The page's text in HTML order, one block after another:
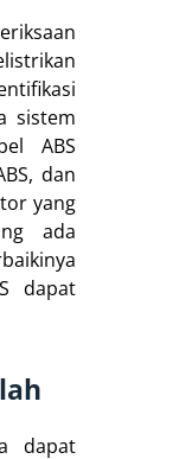
sistem
ABS
dan
yang
ada
dapat
dapat